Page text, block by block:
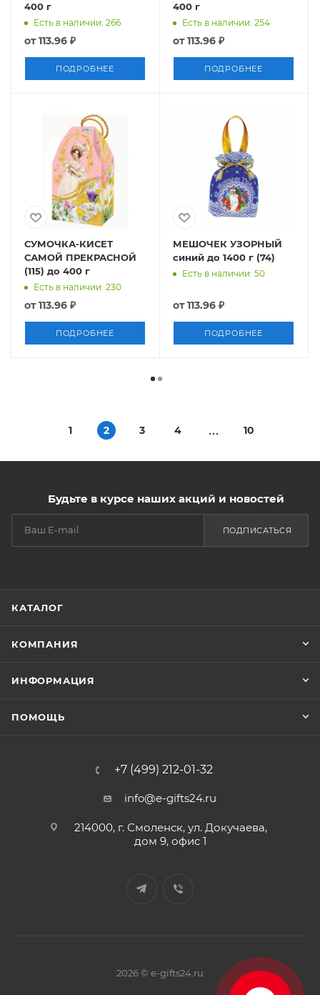
400 г
Есть в наличии: 266
от113.96 ₽
ПОДРОБНЕЕ
400 г
Есть в наличии: 254
от113.96 ₽
ПОДРОБНЕЕ
СУМОЧКА-КИСЕТ
САМОЙ ПРЕКРАСНОЙ
(115) до 400 г
Есть в наличии: 230
от113.96 ₽
ПОДРОБНЕЕ
МЕШОЧЕК УЗОРНЫЙ
синий до 1400 г (74)
Есть в наличии: 50
от113.96 ₽
ПОДРОБНЕЕ
1 2 3 4 10
Будьте в курсе наших акций и новостей
ПОДПИСАТЬСЯ
КАТАЛОГ
КОМПАНИЯ
ИНФОРМАЦИЯ
ПОМОЩЬ
+7 (499) 212-01-32
info@e-gifts24.ru
214000, г. Смоленск, ул. Докучаева,
дом 9, офис 1
2026 © e-gifts24.ru